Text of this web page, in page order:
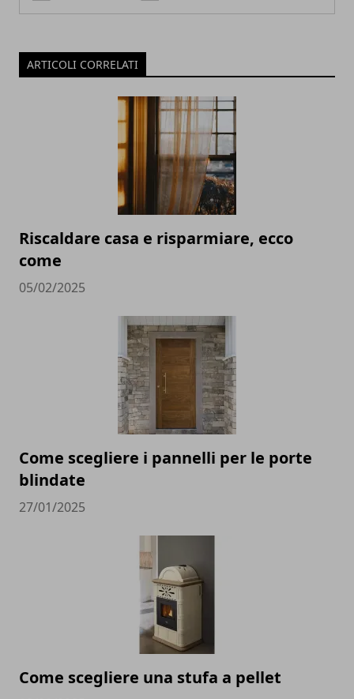
ARTICOLI CORRELATI
Riscaldare casa e risparmiare, ecco
come
05/02/2025
Come scegliere i pannelli per le porte
blindate
27/01/2025
Come scegliere una stufa a pellet